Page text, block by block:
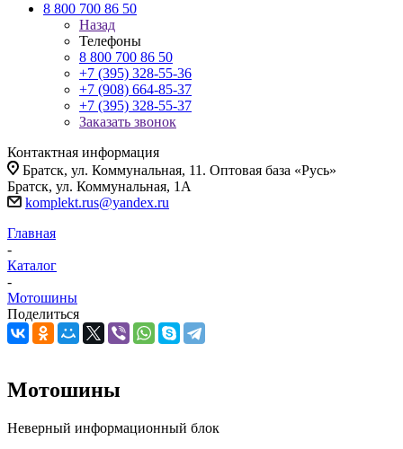
8 800 700 86 50
Назад
Телефоны
8 800 700 86 50
+7 (395) 328-55-36
+7 (908) 664-85-37
+7 (395) 328-55-37
Заказать звонок
Контактная информация
Братск, ул. Коммунальная, 11. Оптовая база «Русь»
Братск, ул. Коммунальная, 1А
komplekt.rus@yandex.ru
Главная
-
Каталог
-
Мотошины
Поделиться
Мотошины
Неверный информационный блок